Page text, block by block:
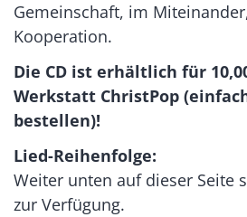
Gemeinschaft, im
Kooperation.
Die CD ist erhältlich für
Werkstatt ChristPop
bestellen)!
Lied-Reihenfolge:
Weiter unten auf dieser Seite
zur Verfügung.